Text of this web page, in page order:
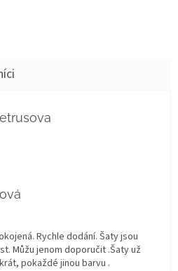
je 5 z 5 hvězdiček.
je 5 z 5 hvězdiček.
Rychle dodání. Šaty jsou
Můžu jenom doporučit .Šaty už
pokaždé jinou barvu .